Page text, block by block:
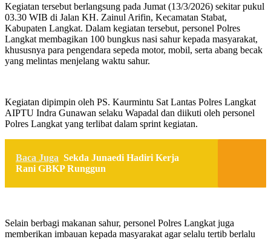
Kegiatan tersebut berlangsung pada Jumat (13/3/2026) sekitar pukul
03.30 WIB di Jalan KH. Zainul Arifin, Kecamatan Stabat,
Kabupaten Langkat. Dalam kegiatan tersebut, personel Polres
Langkat membagikan 100 bungkus nasi sahur kepada masyarakat,
khususnya para pengendara sepeda motor, mobil, serta abang becak
yang melintas menjelang waktu sahur.
Kegiatan dipimpin oleh PS. Kaurmintu Sat Lantas Polres Langkat
AIPTU Indra Gunawan selaku Wapadal dan diikuti oleh personel
Polres Langkat yang terlibat dalam sprint kegiatan.
Baca Juga Sekda Junaedi Hadiri Kerja
Rani GBKP Runggun
Selain berbagi makanan sahur, personel Polres Langkat juga
memberikan imbauan kepada masyarakat agar selalu tertib berlalu